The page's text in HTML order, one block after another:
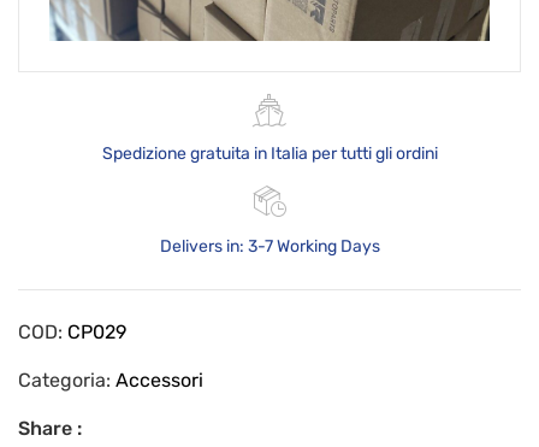
Spedizione gratuita in Italia per tutti gli ordini
Delivers in: 3-7 Working Days
COD: CP029
Categoria: Accessori
Share :